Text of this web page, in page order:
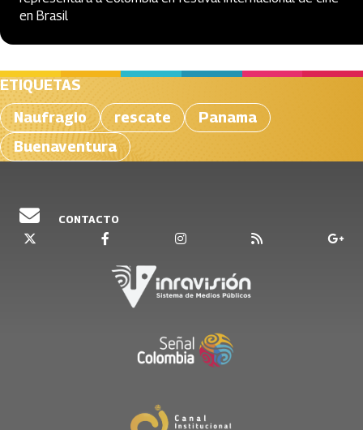
en Brasil
ETIQUETAS
Naufragio
rescate
Panama
Buenaventura
CONTACTO